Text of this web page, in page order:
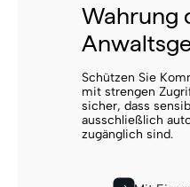
Wahrung
Schützen Sie
mit strengen
sicher, dass
ausschließlich
zugänglich sind.